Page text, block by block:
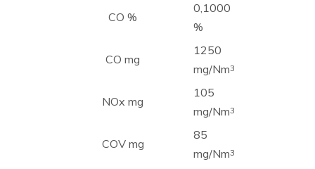
CO %
0,1000
%
CO mg
1250
mg/Nm3
NOx mg
105
mg/Nm3
COV mg
85
mg/Nm3